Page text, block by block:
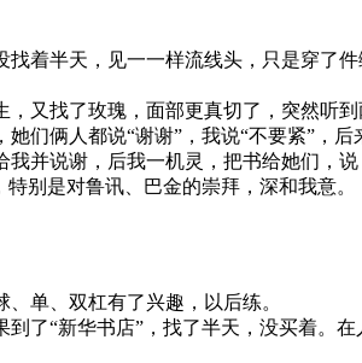
着半天，见一一样流线头，只是穿了
又找了玫瑰，面部更真切了，突然听
们俩人都说“谢谢”，我说“不要紧”，
并说谢，后我一机灵，把书给她们，
别是对鲁讯、巴金的崇拜，深和我意。
、单、双杠有了兴趣，以后练。
了“新华书店”，找了半天，没买着。